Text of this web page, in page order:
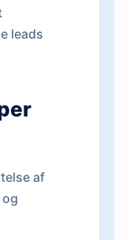
leads
af